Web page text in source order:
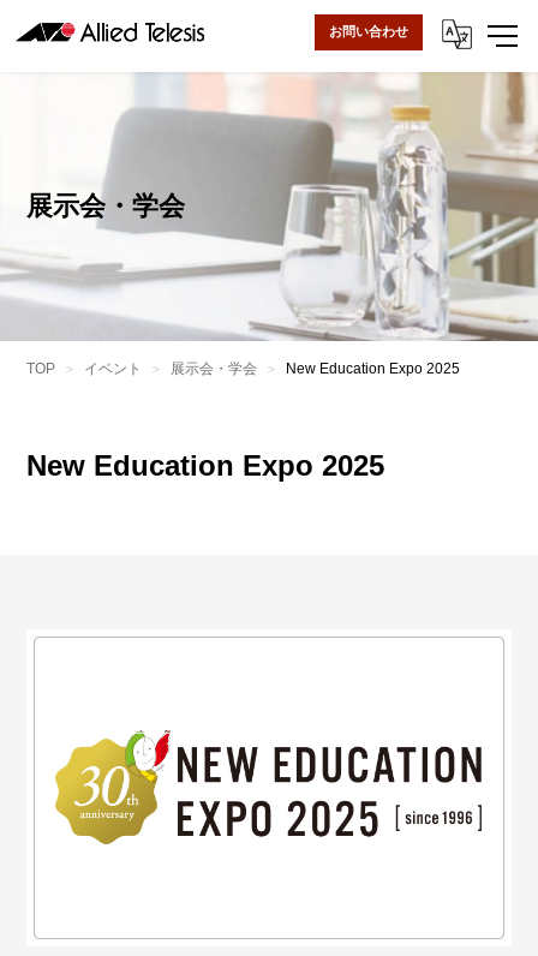
お問い合わせ
展示会・学会
TOP イベント 展示会・学会 New Education Expo 2025
New Education Expo 2025